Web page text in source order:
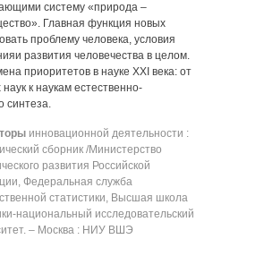
систему «природа ‒
Главная функция новых
проблему человека, условия
развития человечества в целом.
приоритетов в науке ХХI века: от
к наукам естественно-
синтеза.
инновационной деятельности :
сборник /Министерство
развития Российской
Федеральная служба
статистики, Высшая школа
национальный исследовательский
‒ Москва : НИУ ВШЭ